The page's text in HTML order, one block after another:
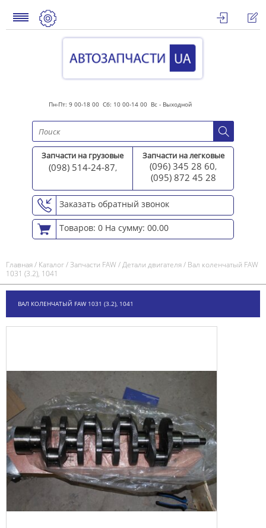
Пн-Пт: 9 00-18 00 Сб: 10 00-14 00 Вс - Выходной
Запчасти на грузовые
(098) 514-24-87,
Запчасти на легковые
(096) 345 28 60,
(095) 872 45 28
Заказать обратный звонок
Товаров: 0 На сумму: 00.00
Главная/ Каталог/Запчасти FAW/Детали двигателя/ Вал коленчатый FAW
1031 (3.2), 1041
ВАЛ КОЛЕНЧАТЫЙ FAW 1031 (3.2), 1041